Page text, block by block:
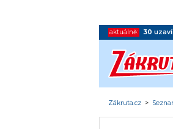
aktuálně: 30
Zákruta.cz >